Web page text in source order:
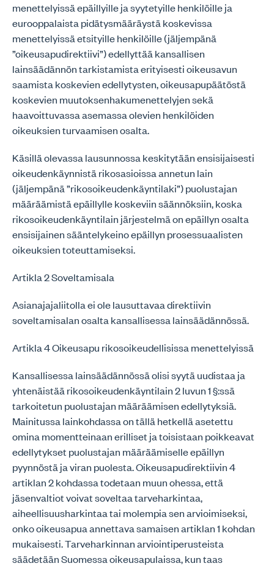
menettelyissä epäillyille ja syytetyille henkilöille ja
eurooppalaista pidätysmääräystä koskevissa
menettelyissä etsityille henkilöille (jäljempänä
”oikeusapudirektiivi”) edellyttää kansallisen
lainsäädännön tarkistamista erityisesti oikeusavun
saamista koskevien edellytysten, oikeusapupäätöstä
koskevien muutoksenhakumenettelyjen sekä
haavoittuvassa asemassa olevien henkilöiden
oikeuksien turvaamisen osalta.
Käsillä olevassa lausunnossa keskitytään ensisijaisesti
oikeudenkäynnistä rikosasioissa annetun lain
(jäljempänä ”rikosoikeudenkäyntilaki”) puolustajan
määräämistä epäillylle koskeviin säännöksiin, koska
rikosoikeudenkäyntilain järjestelmä on epäillyn osalta
ensisijainen sääntelykeino epäillyn prosessuaalisten
oikeuksien toteuttamiseksi.
Artikla 2 Soveltamisala
Asianajajaliitolla ei ole lausuttavaa direktiivin
soveltamisalan osalta kansallisessa lainsäädännössä.
Artikla 4 Oikeusapu rikosoikeudellisissa menettelyissä
Kansallisessa lainsäädännössä olisi syytä uudistaa ja
yhtenäistää rikosoikeudenkäyntilain 2 luvun 1 §:ssä
tarkoitetun puolustajan määräämisen edellytyksiä.
Mainitussa lainkohdassa on tällä hetkellä asetettu
omina momentteinaan erilliset ja toisistaan poikkeavat
edellytykset puolustajan määräämiselle epäillyn
pyynnöstä ja viran puolesta. Oikeusapudirektiivin 4
artiklan 2 kohdassa todetaan muun ohessa, että
jäsenvaltiot voivat soveltaa tarveharkintaa,
aiheellisuusharkintaa tai molempia sen arvioimiseksi,
onko oikeusapua annettava samaisen artiklan 1 kohdan
mukaisesti. Tarveharkinnan arviointiperusteista
säädetään Suomessa oikeusapulaissa, kun taas